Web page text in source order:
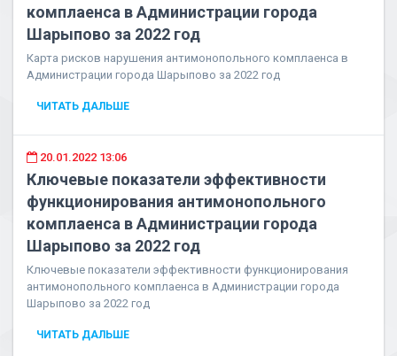
комплаенса в Администрации города
Шарыпово за 2022 год
Карта рисков нарушения антимонопольного комплаенса в
Администрации города Шарыпово за 2022 год
ЧИТАТЬ ДАЛЬШЕ
20.01.2022 13:06
Ключевые показатели эффективности
функционирования антимонопольного
комплаенса в Администрации города
Шарыпово за 2022 год
Ключевые показатели эффективности функционирования
антимонопольного комплаенса в Администрации города
Шарыпово за 2022 год
ЧИТАТЬ ДАЛЬШЕ